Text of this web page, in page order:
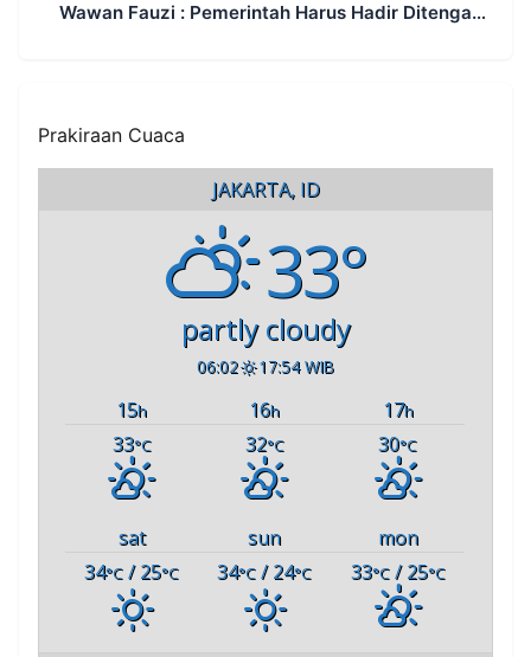
Wawan Fauzi : Pemerintah Harus Hadir Ditengah
Prakiraan Cuaca
JAKARTA, ID
33°
partly cloudy
06:02 17:54 WIB
15h 16h 17h
33°C 32°C 30°C
sat sun
mon
34°C / 25°C 34°C / 24°C 33°C/ 25°C